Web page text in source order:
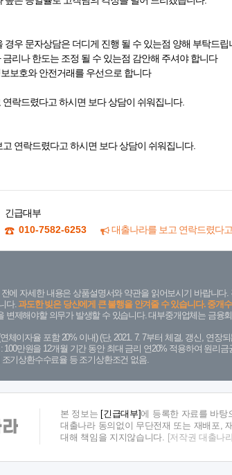
경우 문자상담은 더디게 진행 될 수 있는점 양해 부탁드립
리나 한도는 조정 될 수 있는점 감안해 주셔야 합니다
보호와 안전거래를 우선으로 합니다
락드렸다고 하시면 보다 상담이 쉬워집니다.
연락드렸다고 하시면 보다 상담이 쉬워집니다.
긴급대부
010-7582-6253 대출나라를 보고 연락드렸다
에 자세한 내용은 상품설명서와 약관을 읽어보시기 바랍니
다.과도한 빚은 당신에게 큰 불행을 안겨줄 수 있습니다. 중개
변제해야할 의무가 발생할 수 있습니다. 대부중개업체는 금
체이자율 포함 20% 이내) (단, 2021. 7. 7부터 체결, 갱신, 연
100만원을 12개월 기간 동안 최대 금리 연20% 적용하여 원리
조기상환수수료율 등 조기상환조건 없음.
본 정보는 [긴급대부]에 등록한 자료를 바탕
대출나라 동의없이 무단전재 또는 재배포,
대해 책임을 지지않습니다.
[저작권 대출나